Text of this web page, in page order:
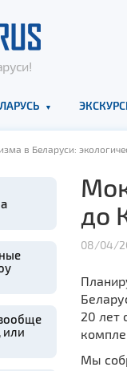
в Беларуси:
или
до
08/04/
20 лет
Мы